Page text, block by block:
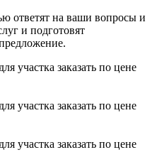
ответят на ваши вопросы и
и подготовят